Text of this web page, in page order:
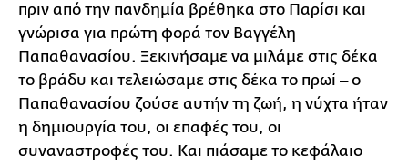
πριν από την πανδημία βρέθηκα στο Παρίσι και
γνώρισα για πρώτη φορά τον Βαγγέλη
Παπαθανασίου. Ξεκινήσαμε να μιλάμε στις δέκα
το βράδυ και τελειώσαμε στις δέκα το πρωί ‒ ο
Παπαθανασίου ζούσε αυτήν τη ζωή, η νύχτα ήταν
η δημιουργία του, οι επαφές του, οι
συναναστροφές του. Και πιάσαμε το κεφάλαιο